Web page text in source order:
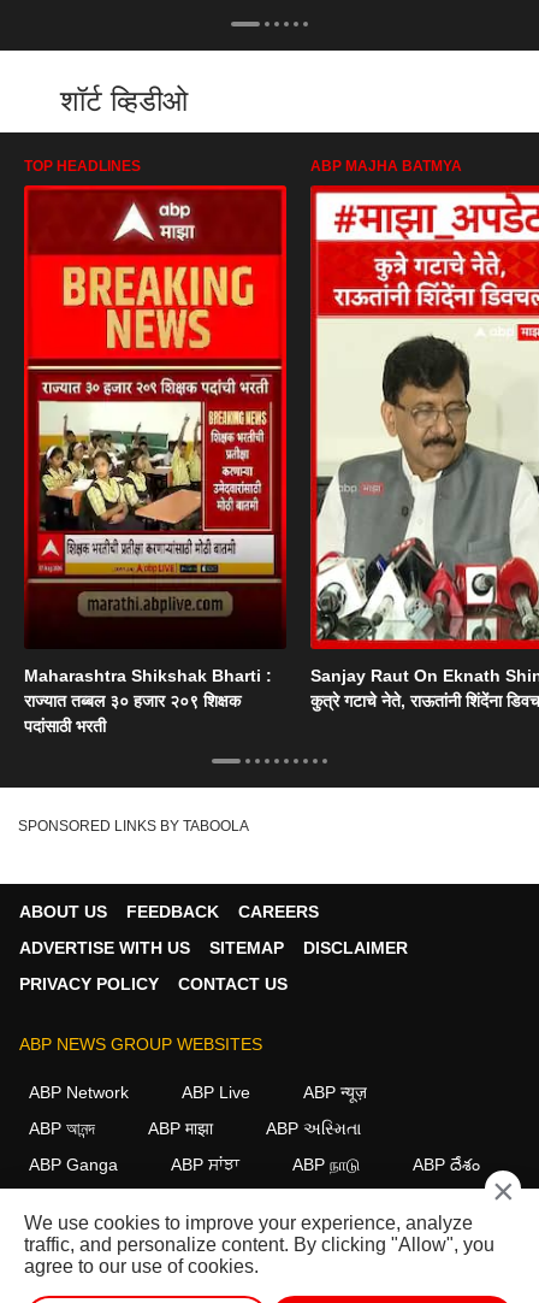
शॉर्ट व्हिडीओ
TOP HEADLINES
Maharashtra Shikshak Bharti :
राज्यात तब्बल ३० हजार २०९ शिक्षक
पदांसाठी भरती
ABP MAJHA BATMYA
Sanjay Raut On Eknath
कुत्रे गटाचे नेते, राऊतांनी शिंदेंना
SPONSORED LINKS BY TABOOLA
ABOUT US FEEDBACK
CAREERS
ADVERTISE WITH US
SITEMAP
DISCLAIMER
PRIVACY POLICY
CONTACT US
ABP NEWS GROUP WEBSITES
ABP Network ABP Live
ABP न्यूज़
ABP আনন্দ
ABP माझा
ABP અસ્મિતા
ABP Ganga
ABP ਸਾਂਝਾ ABP நாடு ABP దేశం
FOLLOW US
×
We use cookies to improve your experience, analyze
traffic, and personalize content. By clicking "Allow", you
agree to our use of cookies.